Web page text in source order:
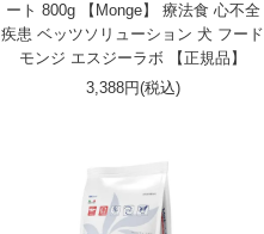
ート 800g 【Monge】 療法食 心不全
疾患 ベッツソリューション 犬 フード
モンジ エスジーラボ 【正規品】
3,388円(税込)